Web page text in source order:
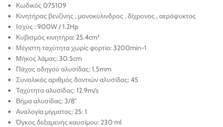
Κωδικός 075109
Κινητήρας βενζίνης , μονοκύλινδρος , δίχρονος , αερόψυκτος
Ισχύς : 900W / 1.2Hp
Κυβισμός κινητήρα: 25.4cm³
Μέγιστη ταχύτητα χωρίς φορτίο: 3200min-1
Μήκος λάμας: 30.5cm
Πάχος οδηγού αλυσίδας: 1.5mm
Συνολικός αριθμός δοντιών αλυσίδας: 45
Ταχύτητα αλυσίδας: 12.9m/s
Βήμα αλυσίδας: 3/8″
Αναλογία μίγματος: 25: 1
Όγκος δεξαμενής καυσίμου: 230 ml